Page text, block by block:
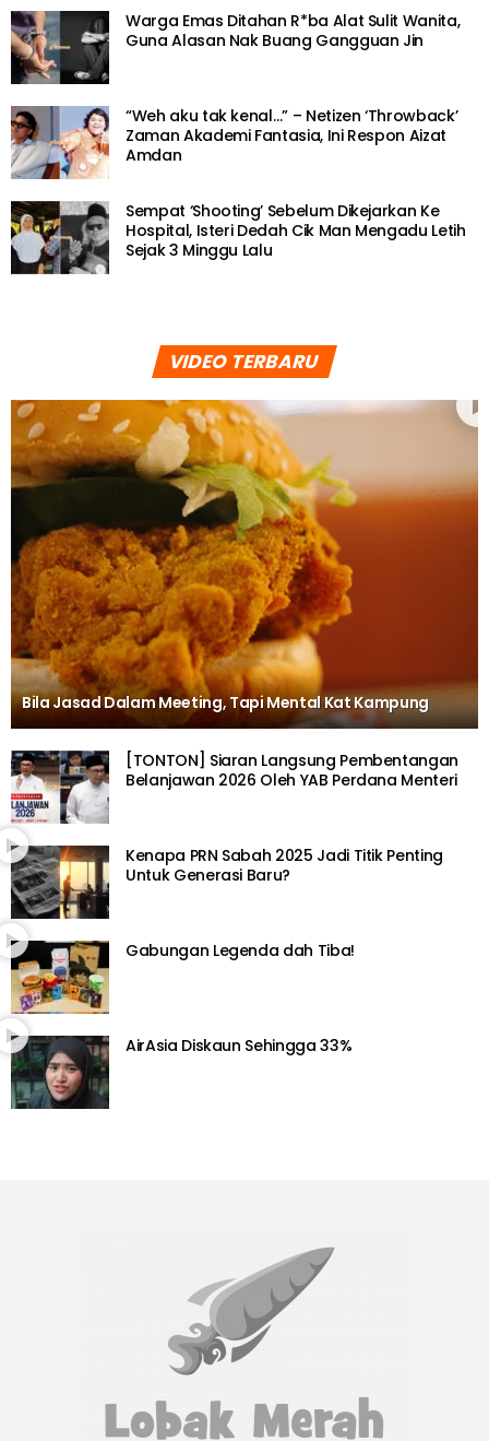
Warga Emas Ditahan R*ba Alat Sulit Wanita,
Guna Alasan Nak Buang Gangguan Jin
“Weh aku tak kenal…” – Netizen ‘Throwback’
Zaman Akademi Fantasia, Ini Respon Aizat
Amdan
Sempat ‘Shooting’ Sebelum Dikejarkan Ke
Hospital, Isteri Dedah Cik Man Mengadu Letih
Sejak 3 Minggu Lalu
VIDEO TERBARU
Bila Jasad Dalam Meeting, Tapi Mental Kat Kampung
[TONTON] Siaran Langsung Pembentangan
Belanjawan 2026 Oleh YAB Perdana Menteri
Kenapa PRN Sabah 2025 Jadi Titik Penting
Untuk Generasi Baru?
Gabungan Legenda dah Tiba!
AirAsia Diskaun Sehingga 33%